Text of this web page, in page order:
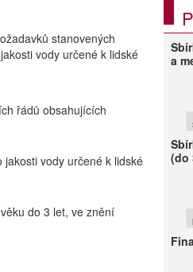
stanovených
vody určené k lidské
řádů obsahujících
vody určené k lidské
do 3 let, ve znění
a
(do